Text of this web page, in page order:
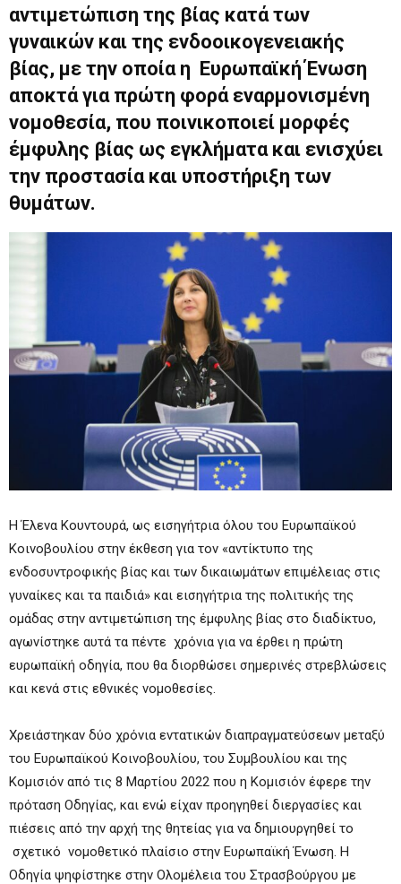
αντιμετώπιση της βίας κατά των
γυναικών και της ενδοοικογενειακής
βίας, με την οποία η Ευρωπαϊκή Ένωση
αποκτά για πρώτη φορά εναρμονισμένη
νομοθεσία, που ποινικοποιεί μορφές
έμφυλης βίας ως εγκλήματα και ενισχύει
την προστασία και υποστήριξη των
θυμάτων.
Η Έλενα Κουντουρά, ως εισηγήτρια όλου του Ευρωπαϊκού
Κοινοβουλίου στην έκθεση για τον «αντίκτυπο της
ενδοσυντροφικής βίας και των δικαιωμάτων επιμέλειας στις
γυναίκες και τα παιδιά» και εισηγήτρια της πολιτικής της
ομάδας στην αντιμετώπιση της έμφυλης βίας στο διαδίκτυο,
αγωνίστηκε αυτά τα πέντε χρόνια για να έρθει η πρώτη
ευρωπαϊκή οδηγία, που θα διορθώσει σημερινές στρεβλώσεις
και κενά στις εθνικές νομοθεσίες.
Χρειάστηκαν δύο χρόνια εντατικών διαπραγματεύσεων μεταξύ
του Ευρωπαϊκού Κοινοβουλίου, του Συμβουλίου και της
Κομισιόν από τις 8 Μαρτίου 2022 που η Κομισιόν έφερε την
πρόταση Οδηγίας, και ενώ είχαν προηγηθεί διεργασίες και
πιέσεις από την αρχή της θητείας για να δημιουργηθεί το
σχετικό νομοθετικό πλαίσιο στην Ευρωπαϊκή Ένωση. Η
Οδηγία ψηφίστηκε στην Ολομέλεια του Στρασβούργου με